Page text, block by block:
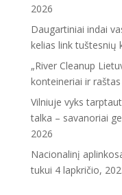
2026
Daugartiniai indai
kelias link tuštesnių
„River Cleanup
konteineriai ir
Vilniuje vyks
talka – savanoriai
2026
Nacionalinį
tukui 4 lapkričio,